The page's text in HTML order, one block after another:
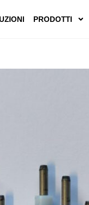
PRODOTTI